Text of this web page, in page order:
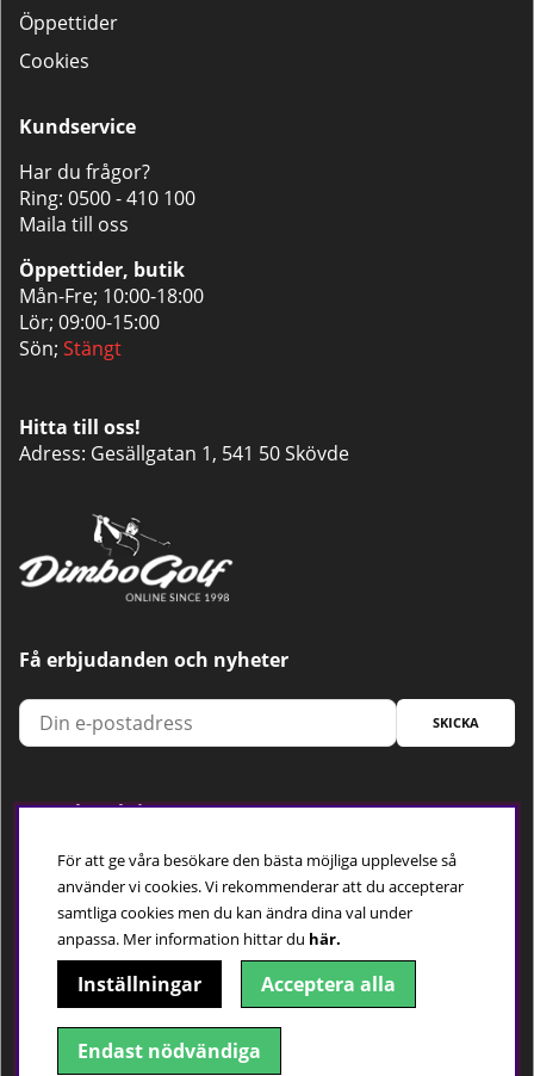
Öppettider
Cookies
Kundservice
Har du frågor?
Ring: 0500 - 410 100
Maila till oss
Öppettider, butik
Mån-Fre; 10:00-18:00
Lör; 09:00-15:00
Sön; Stängt
Hitta till oss!
Adress: Gesällgatan 1, 541 50 Skövde
Få erbjudanden och nyheter
SKICKA
Trygg betalning
Följ oss
För att ge våra besökare den bästa möjliga upplevelse så
använder vi cookies. Vi rekommenderar att du accepterar
samtliga cookies men du kan ändra dina val under
anpassa. Mer information hittar du här.
Inställningar Acceptera alla
Endast nödvändiga